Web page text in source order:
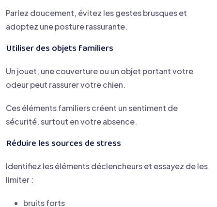
Parlez doucement, évitez les gestes brusques et
adoptez une posture rassurante.
Utiliser des objets familiers
Un jouet, une couverture ou un objet portant votre
odeur peut rassurer votre chien.
Ces éléments familiers créent un sentiment de
sécurité, surtout en votre absence.
Réduire les sources de stress
Identifiez les éléments déclencheurs et essayez de les
limiter :
bruits forts